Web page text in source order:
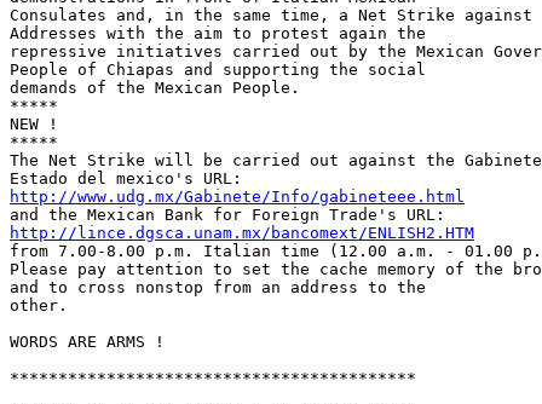
Consulates and, in the same time, a Net Strike
Addresses with the aim to protest again the
repressive initiatives carried out by the Mexican
People of Chiapas and supporting the social
demands of the Mexican People.
*****
NEW !
*****
The Net Strike will be carried out against the
http://www.udg.mx/Gabinete/Info/gabineteee.html
http://lince.dgsca.unam.mx/bancomext/ENLISH2.HTM
from 7.00-8.00 p.m. Italian time (12.00 a.m. - 01.00
Please pay attention to set the cache memory of the
and to cross nonstop from an address to the
other.
WORDS ARE ARMS !
******************************************